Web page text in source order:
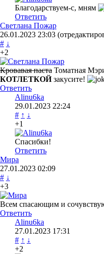
Благодарствуем-с, мням
Ответить
Светлана Пожар
26.01.2023 23:03
# ↓
+2
Кровавая паста Томатная
КОТЛЕТКОЙзакусите!
Ответить
Alinu6ka
29.01.2023 22:24
# ↑ ↓
+1
Спасибки!
Ответить
Мира
27.01.2023 02:09
# ↓
+3
Всем спасающим и
Ответить
Alinu6ka
27.01.2023 17:31
# ↑ ↓
+2